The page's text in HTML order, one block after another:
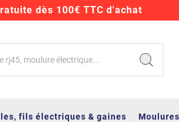
dès 100€ TTC d'achat
fils électriques & gaines